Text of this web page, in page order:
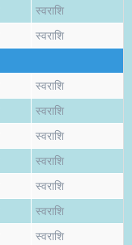
स्वराशि
स्वराशि
स्वराशि
स्वराशि
स्वराशि
स्वराशि
स्वराशि
स्वराशि
स्वराशि